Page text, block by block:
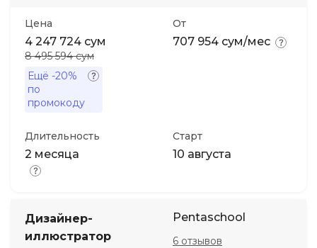
Цена
4 247 724 сум
8 495 594 сум
Ещё -20%
по
промокоду
От
707 954 сум/мес
Длительность
2 месяца
Старт
10 августа
Дизайнер-
иллюстратор
Pentaschool
6 отзывов